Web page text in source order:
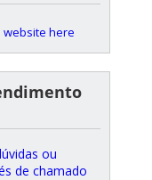
website here
ou
de chamado